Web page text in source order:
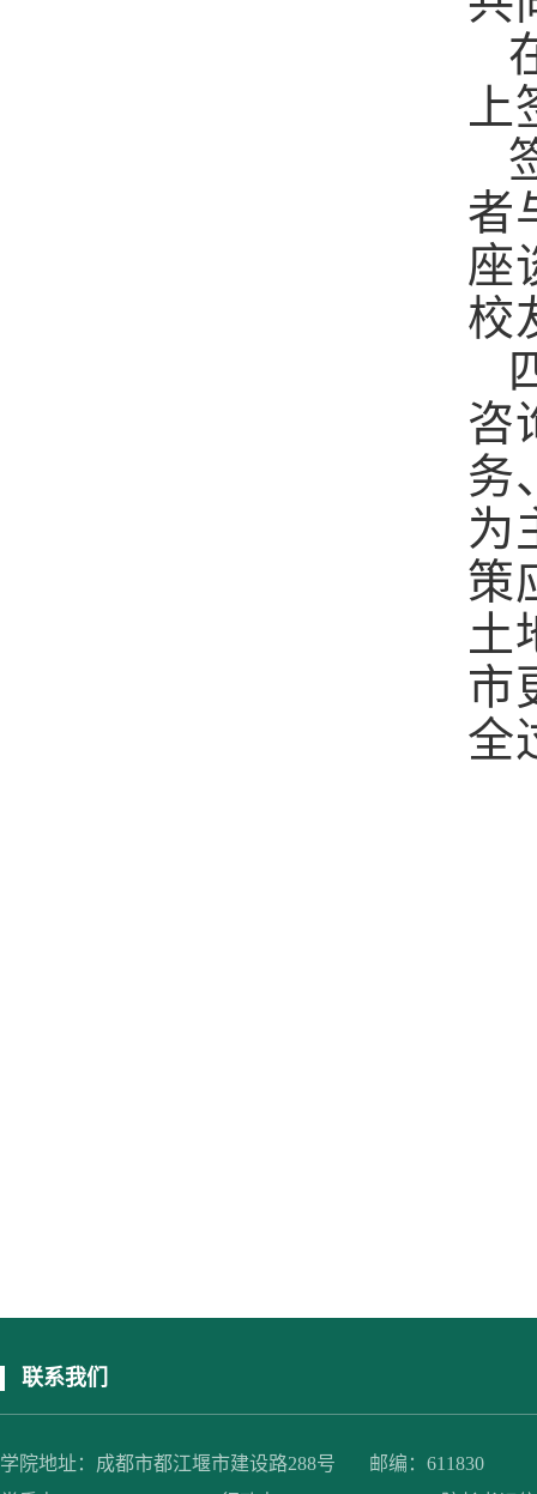
者
座
校
咨
务
为
策
土
市
全
联系我们
学院地址：成都市都江堰市建设路288号 邮编：611830